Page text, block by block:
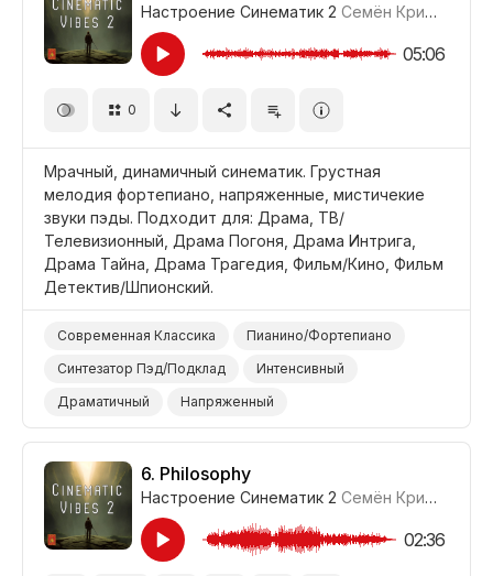
Зловещий/Угрожающий
Таинственный
Темный/Мрачный
Драма Тайна
Драма Расследование/Место Преступления
Драма Трагедия
Драма Угроза
Драма Напряжение/Саспенс
Фильм Детектив/Шпионский
Фильм Современная Драма
Фильм Военный
Настроение Синематик 2 Семён Кривенко-Адамов
05:06
0
Мрачный, динамичный синематик. Грустная
мелодия фортепиано, напряженные, мистичекие
звуки пэды. Подходит для: Драма, ТВ/
Телевизионный, Драма Погоня, Драма Интрига,
Драма Тайна, Драма Трагедия, Фильм/Кино, Фильм
Детектив/Шпионский.
Современная Классика
Пианино/Фортепиано
Синтезатор Пэд/Подклад
Интенсивный
Драматичный
Напряженный
Неизвестность/Саспенс
Зловещий/Угрожающий
Таинственный
Темный/Мрачный
ТВ/Телевизионный
Драма Погоня
Драма Интрига
Драма Тайна
Драма Трагедия
Фильм Детектив/Шпионский
6. Philosophy
Настроение Синематик 2 Семён Кривенко-Адамов
02:36